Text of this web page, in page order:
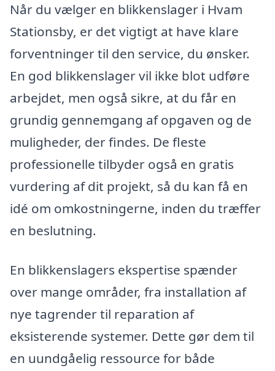
Når du vælger en blikkenslager i Hvam
Stationsby, er det vigtigt at have klare
forventninger til den service, du ønsker.
En god blikkenslager vil ikke blot udføre
arbejdet, men også sikre, at du får en
grundig gennemgang af opgaven og de
muligheder, der findes. De fleste
professionelle tilbyder også en gratis
vurdering af dit projekt, så du kan få en
idé om omkostningerne, inden du træffer
en beslutning.
En blikkenslagers ekspertise spænder
over mange områder, fra installation af
nye tagrender til reparation af
eksisterende systemer. Dette gør dem til
en uundgåelig ressource for både